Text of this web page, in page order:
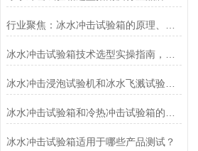
冰水冲击浸泡试验机和冰水飞溅试验的区别
冰水冲击试验箱适用于哪些产品测试？